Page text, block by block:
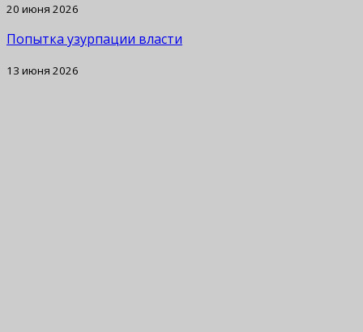
20 июня 2026
Попытка узурпации власти
13 июня 2026